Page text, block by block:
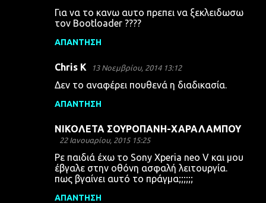
Για να το κανω αυτο πρεπει να ξεκλειδωσω
τον Bootloader ????
ΑΠΆΝΤΗΣΗ
Chris K 13 Νοεμβρίου, 2014 13:12
Δεν το αναφέρει πουθενά η διαδικασία.
ΑΠΆΝΤΗΣΗ
ΝΙΚΟΛΕΤΑ ΣΟΥΡΟΠΑΝΗ-ΧΑΡΑΛΑΜΠΟΥ
22 Ιανουαρίου, 2015 15:25
Ρε παιδιά έχω το Sony Xperia neo V και μου
έβγαλε στην οθόνη ασφαλή λειτουργία.
πως βγαίνει αυτό το πράγμα;;;;;;
ΑΠΆΝΤΗΣΗ